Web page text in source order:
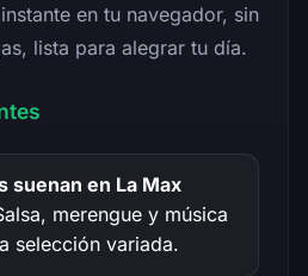
en tu navegador, sin
lista para alegrar tu día.
suenan en La Max
merengue y música
selección variada.